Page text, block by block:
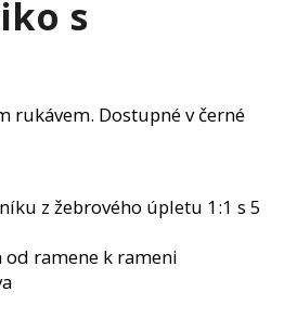
s
rukávem. Dostupné v černé
z žebrového úpletu 1:1 s 5
od ramene k rameni